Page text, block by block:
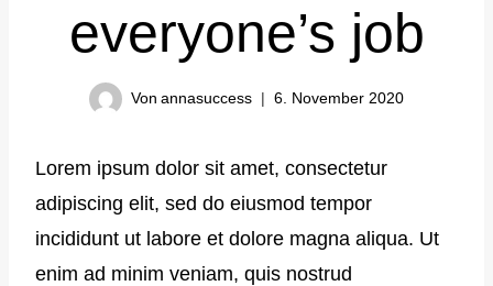
everyone’s job
Von annasuccess 6. November 2020
Lorem ipsum dolor sit amet, consectetur
adipiscing elit, sed do eiusmod tempor
incididunt ut labore et dolore magna aliqua. Ut
enim ad minim veniam, quis nostrud